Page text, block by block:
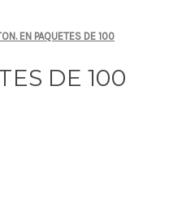
EN PAQUETES DE 100
DE 100